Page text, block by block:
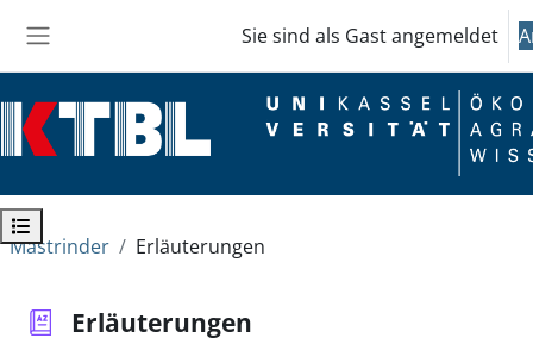
Sie sind als Gast angemeldet
Kursindex öffnen
Mastrinder
Erläuterungen
Erläuterungen